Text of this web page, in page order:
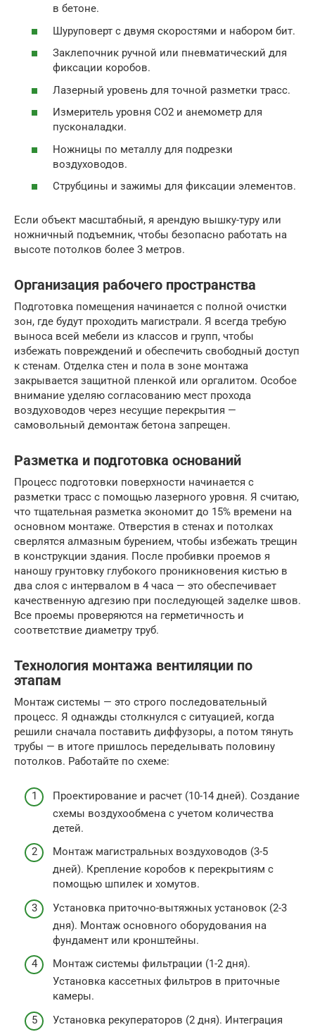
в бетоне.
Шуруповерт с двумя скоростями и набором бит.
Заклепочник ручной или пневматический для
фиксации коробов.
Лазерный уровень для точной разметки трасс.
Измеритель уровня CO2 и анемометр для
пусконаладки.
Ножницы по металлу для подрезки
воздуховодов.
Струбцины и зажимы для фиксации элементов.
Если объект масштабный, я арендую вышку-туру или
ножничный подъемник, чтобы безопасно работать на
высоте потолков более 3 метров.
Организация рабочего пространства
Подготовка помещения начинается с полной очистки
зон, где будут проходить магистрали. Я всегда требую
выноса всей мебели из классов и групп, чтобы
избежать повреждений и обеспечить свободный доступ
к стенам. Отделка стен и пола в зоне монтажа
закрывается защитной пленкой или оргалитом. Особое
внимание уделяю согласованию мест прохода
воздуховодов через несущие перекрытия —
самовольный демонтаж бетона запрещен.
Разметка и подготовка оснований
Процесс подготовки поверхности начинается с
разметки трасс с помощью лазерного уровня. Я считаю,
что тщательная разметка экономит до 15% времени на
основном монтаже. Отверстия в стенах и потолках
сверлятся алмазным бурением, чтобы избежать трещин
в конструкции здания. После пробивки проемов я
наношу грунтовку глубокого проникновения кистью в
два слоя с интервалом в 4 часа — это обеспечивает
качественную адгезию при последующей заделке швов.
Все проемы проверяются на герметичность и
соответствие диаметру труб.
Технология монтажа вентиляции по
этапам
Монтаж системы — это строго последовательный
процесс. Я однажды столкнулся с ситуацией, когда
решили сначала поставить диффузоры, а потом тянуть
трубы — в итоге пришлось переделывать половину
потолков. Работайте по схеме:
Проектирование и расчет (10-14 дней). Создание
схемы воздухообмена с учетом количества
детей.
Монтаж магистральных воздуховодов (3-5
дней). Крепление коробов к перекрытиям с
помощью шпилек и хомутов.
Установка приточно-вытяжных установок (2-3
дня). Монтаж основного оборудования на
фундамент или кронштейны.
Монтаж системы фильтрации (1-2 дня).
Установка кассетных фильтров в приточные
камеры.
Установка рекуператоров (2 дня). Интеграция